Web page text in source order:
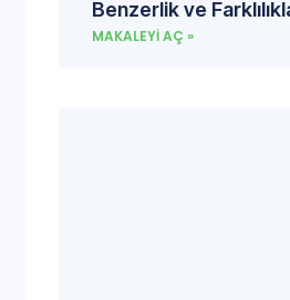
Benzerlik ve
MAKALEYI AÇ »